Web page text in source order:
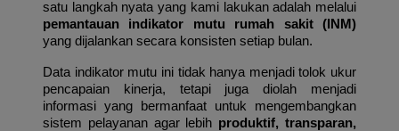
pemantauan indikator mutu rumah sakit (INM)
yang dijalankan secara konsisten setiap bulan.
Data indikator mutu ini tidak hanya menjadi tolok ukur
pencapaian kinerja, tetapi juga diolah menjadi
informasi yang bermanfaat untuk mengembangkan
sistem pelayanan agar lebih produktif, transparan,